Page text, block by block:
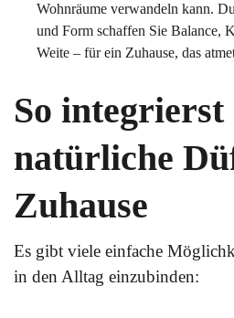
Wohnräume verwandeln kann.
und Form schaffen Sie Balance,
Weite – für ein Zuhause, das
So integrierst
natürliche
Zuhause
Es gibt viele einfache
in den Alltag einzubinden: